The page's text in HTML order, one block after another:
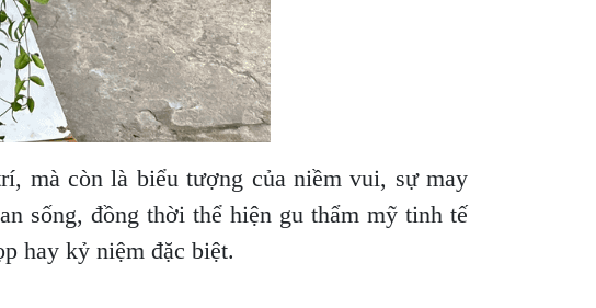
mà còn là biểu tượng của niềm vui, sự may
sống, đồng thời thể hiện gu thẩm mỹ tinh tế
hay kỷ niệm đặc biệt.